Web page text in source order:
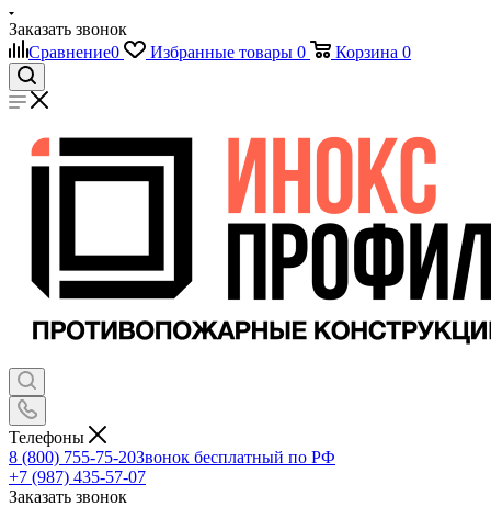
Заказать звонок
Сравнение0 Избранные товары 0 Корзина 0
Телефоны
8 (800) 755-75-20Звонок бесплатный по РФ
+7 (987) 435-57-07
Заказать звонок